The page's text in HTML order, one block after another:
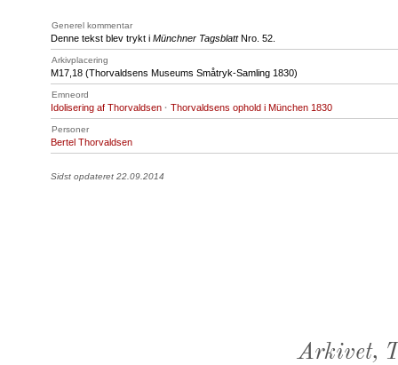
Generel kommentar
Denne tekst blev trykt i Münchner TagsblattNro. 52.
Arkivplacering
M17 ,18 (Thorvaldsens Museums Småtryk-Samling 1830)
Emneord
Idolisering af Thorvaldsen · Thorvaldsens ophold i München 1830
Personer
Bertel Thorvaldsen
Sidst opdateret 22.09.2014
Arkivet,